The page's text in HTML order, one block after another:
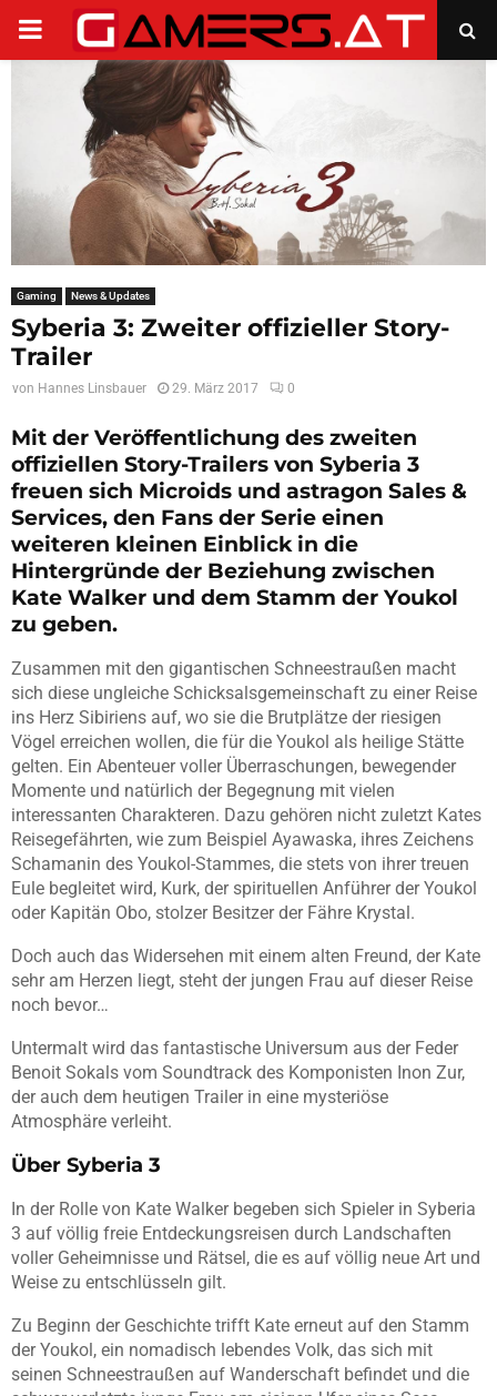
PRIMARY
MENU
Gaming News & Updates
Syberia 3: Zweiter offizieller Story-
Trailer
von Hannes Linsbauer 29. März 2017 0
Mit der Veröffentlichung des zweiten
offiziellen Story-Trailers von Syberia 3
freuen sich Microids und astragon Sales &
Services, den Fans der Serie einen
weiteren kleinen Einblick in die
Hintergründe der Beziehung zwischen
Kate Walker und dem Stamm der Youkol
zu geben.
Zusammen mit den gigantischen Schneestraußen macht
sich diese ungleiche Schicksalsgemeinschaft zu einer Reise
ins Herz Sibiriens auf, wo sie die Brutplätze der riesigen
Vögel erreichen wollen, die für die Youkol als heilige Stätte
gelten. Ein Abenteuer voller Überraschungen, bewegender
Momente und natürlich der Begegnung mit vielen
interessanten Charakteren. Dazu gehören nicht zuletzt Kates
Reisegefährten, wie zum Beispiel Ayawaska, ihres Zeichens
Schamanin des Youkol-Stammes, die stets von ihrer treuen
Eule begleitet wird, Kurk, der spirituellen Anführer der Youkol
oder Kapitän Obo, stolzer Besitzer der Fähre Krystal.
Doch auch das Widersehen mit einem alten Freund, der Kate
sehr am Herzen liegt, steht der jungen Frau auf dieser Reise
noch bevor…
Untermalt wird das fantastische Universum aus der Feder
Benoit Sokals vom Soundtrack des Komponisten Inon Zur,
der auch dem heutigen Trailer in eine mysteriöse
Atmosphäre verleiht.
Über Syberia 3
In der Rolle von Kate Walker begeben sich Spieler in Syberia
3 auf völlig freie Entdeckungsreisen durch Landschaften
voller Geheimnisse und Rätsel, die es auf völlig neue Art und
Weise zu entschlüsseln gilt.
Zu Beginn der Geschichte trifft Kate erneut auf den Stamm
der Youkol, ein nomadisch lebendes Volk, das sich mit
seinen Schneestraußen auf Wanderschaft befindet und die